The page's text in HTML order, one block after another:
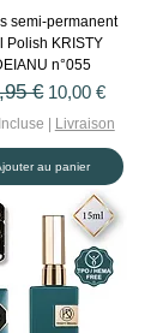
semi-permanent
Polish KRISTY
n°055
original
€ Prix
10,00 €
| Livraison
au panier